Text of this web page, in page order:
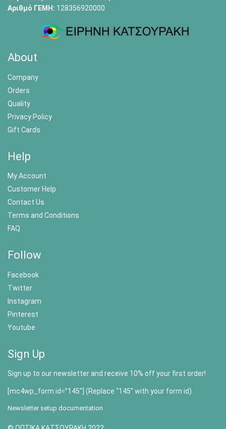
Αριθμό ΓΕΜΗ: 128356920000
About
Company
Orders
Quality
Privacy Policy
Gift Cards
Help
My Account
Customer Help
Contact Us
Terms and Conditions
FAQ
Follow
Facebook
Twitter
Instagram
Pinterest
Youtube
Sign Up
Sign up to our newsletter and receive 10% off your first order!
[mc4wp_form id=”145″] (Replace “145” with your form id).
Newsletter setup documentation